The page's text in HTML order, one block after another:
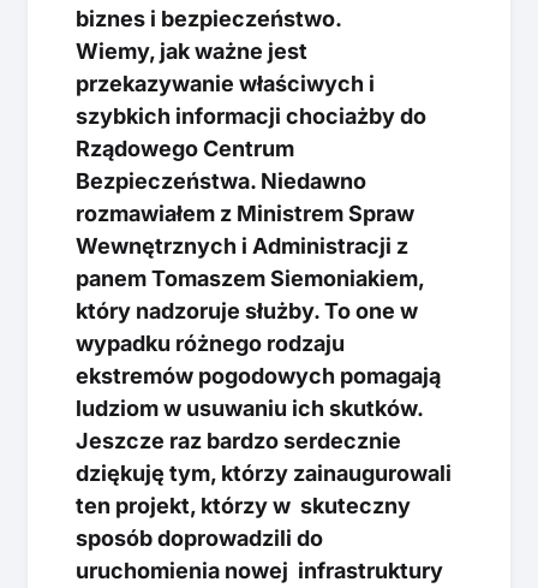
biznes i bezpieczeństwo.
Wiemy, jak ważne jest
przekazywanie właściwych i
szybkich informacji chociażby do
Rządowego Centrum
Bezpieczeństwa. Niedawno
rozmawiałem z Ministrem Spraw
Wewnętrznych i Administracji z
panem Tomaszem Siemoniakiem,
który nadzoruje służby. To one w
wypadku różnego rodzaju
ekstremów pogodowych pomagają
ludziom w usuwaniu ich skutków.
Jeszcze raz bardzo serdecznie
dziękuję tym, którzy zainaugurowali
ten projekt, którzy w skuteczny
sposób doprowadzili do
uruchomienia nowej infrastruktury